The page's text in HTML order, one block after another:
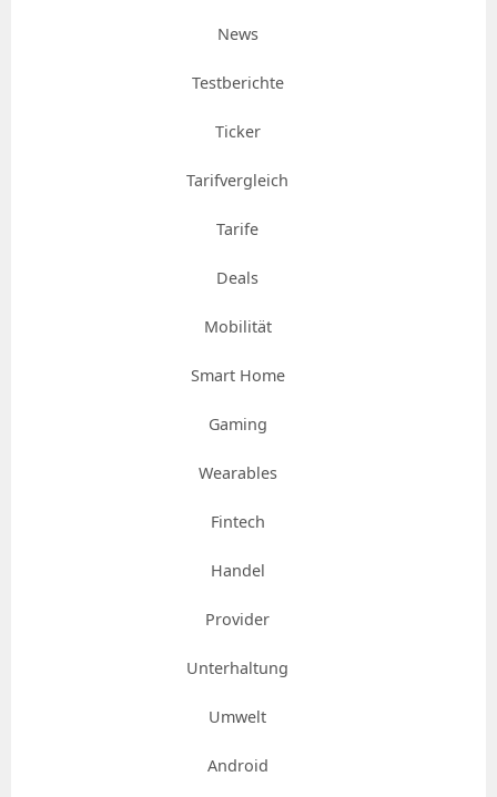
News
Testberichte
Ticker
Tarifvergleich
Tarife
Deals
Mobilität
Smart Home
Gaming
Wearables
Fintech
Handel
Provider
Unterhaltung
Umwelt
Android